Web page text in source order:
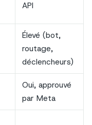
API
Élevé (bot,
routage,
déclencheurs)
Oui, approuvé
par Meta